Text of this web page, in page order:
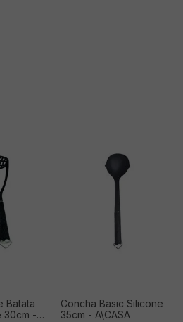
Batata
30cm -
Concha Basic Silicone
35cm - A\CASA